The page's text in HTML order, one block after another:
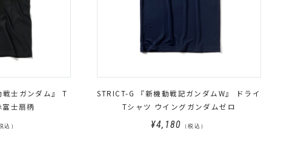
戦士ガンダム』 T
士扇柄
込）
STRICT-G 『新機動戦記ガンダムW』 ドライ
Tシャツ ウイングガンダムゼロ
¥4,180 （税込）